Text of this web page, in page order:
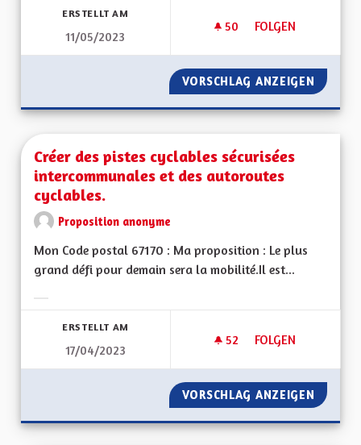
ERSTELLT AM
11/05/2023
50 50 FOLLOWER
FOLGEN
CRÉER LA
VORSCHLAG ANZEIGEN
Créer des pistes cyclables sécurisées
intercommunales et des autoroutes
cyclables.
Proposition anonyme
Mon Code postal 67170 : Ma proposition : Le plus
grand défi pour demain sera la mobilité.Il est...
ERSTELLT AM
17/04/2023
52 52 FOLLOWER
FOLGEN
CRÉER DES
VORSCHLAG ANZEIGEN